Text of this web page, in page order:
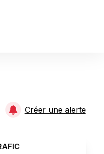
Créer une alerte